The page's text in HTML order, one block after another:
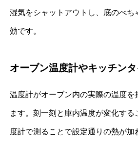
湿気をシャットアウトし、底のべち
効です。
オーブン温度計やキッチン
温度計がオーブン内の実際の温度を
ます。刻一刻と庫内温度が変化する
度計で測ることで設定通りの熱が加